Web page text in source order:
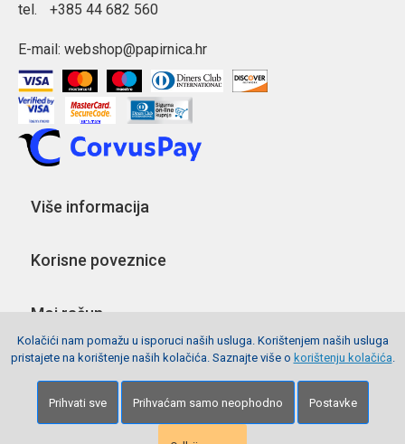
tel. +385 44 682 560
E-mail: webshop@papirnica.hr
Više informacija
Korisne poveznice
Moj račun
Pratite nas
Copyright © 2026 Webshop Papirnica. Sva prava pridržana. Izrada stranica
Kolačići nam pomažu u isporuci naših usluga. Korištenjem naših usluga
pristajete na korištenje naših kolačića. Saznajte više o korištenju kolačića.
Prihvati sve Prihvaćam samo neophodno Postavke